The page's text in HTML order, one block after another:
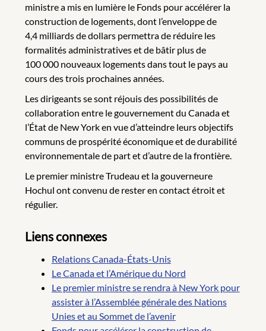
ministre a mis en lumière le Fonds pour accélérer la
construction de logements, dont l’enveloppe de
4,4 milliards de dollars permettra de réduire les
formalités administratives et de bâtir plus de
100 000 nouveaux logements dans tout le pays au
cours des trois prochaines années.
Les dirigeants se sont réjouis des possibilités de
collaboration entre le gouvernement du Canada et
l’État de New York en vue d’atteindre leurs objectifs
communs de prospérité économique et de durabilité
environnementale de part et d’autre de la frontière.
Le premier ministre Trudeau et la gouverneure
Hochul ont convenu de rester en contact étroit et
régulier.
Liens connexes
Relations Canada-États-Unis
Le Canada et l’Amérique du Nord
Le premier ministre se rendra à New York pour
assister à l’Assemblée générale des Nations
Unies et au Sommet de l’avenir